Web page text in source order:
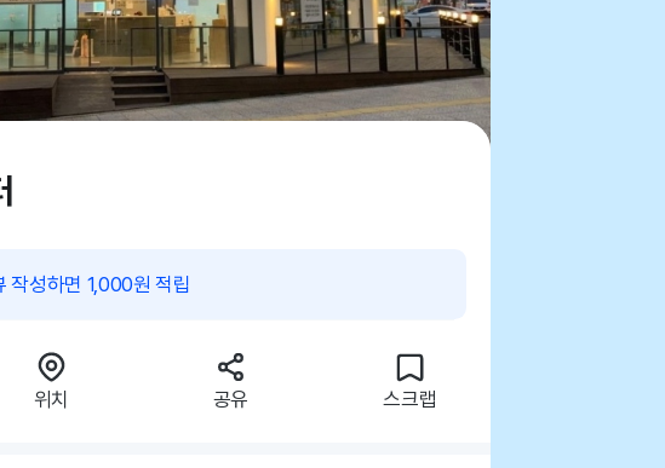
작성하면 1,000원 적립
위치 공유 스크랩